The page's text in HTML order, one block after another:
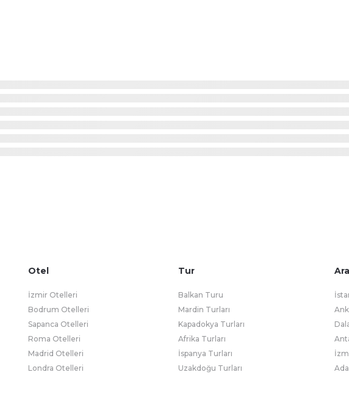
Otel
İzmir Otelleri
Bodrum Otelleri
Sapanca Otelleri
Roma Otelleri
Madrid Otelleri
Londra Otelleri
Tur
Balkan Turu
Mardin Turları
Kapadokya Turları
Afrika Turları
İspanya Turları
Uzakdoğu Turları